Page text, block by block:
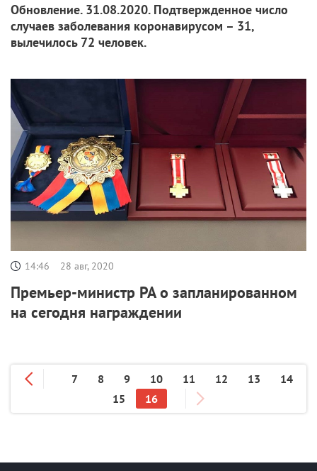
Обновление. 31.08.2020. Подтвержденное число
случаев заболевания коронавирусом – 31,
вылечилось 72 человек.
14:46 28 авг, 2020
Премьер-министр РА о запланированном
на сегодня награждении
7 8 9 10 11 12 13
14
15
16